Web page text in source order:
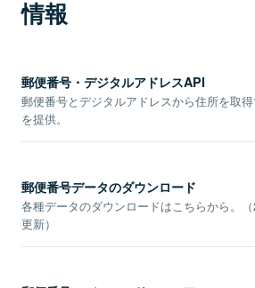
情報
郵便番号・デジタルアドレスAPI
郵便番号とデジタルアドレスから住所を取
を提供。
郵便番号データのダウンロード
各種データのダウンロードはこちらから。
更新）